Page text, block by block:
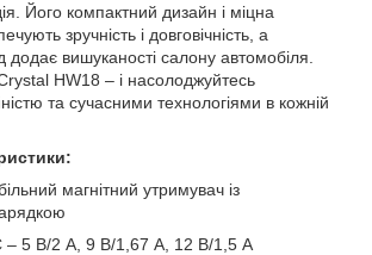
Його компактний дизайн і міцна
зручність і довговічність, а
додає вишуканості салону автомобіля.
HW18 – і насолоджуйтесь
та сучасними технологіями в кожній
магнітний утримувач із
– 5 В/2 А, 9 В/1,67 А, 12 В/1,5 А